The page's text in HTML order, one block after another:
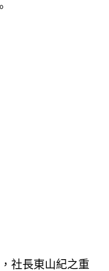
心全力處理性被害